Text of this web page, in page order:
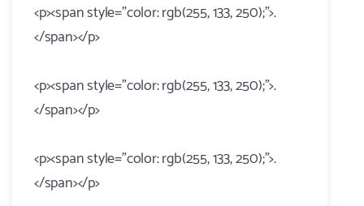
<p><span style="color: rgb(255, 133, 250);">.
</span></p>
<p><span style="color: rgb(255, 133, 250);">.
</span></p>
<p><span style="color: rgb(255, 133, 250);">.
</span></p>